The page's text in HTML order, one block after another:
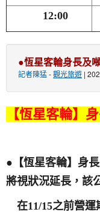
12:00
●恆星客輪身長及
記者陳猛-觀光旅遊 |
【恆星客輪】
●【恆星客輪】身
將視狀況延長，該
在11/15之前營運